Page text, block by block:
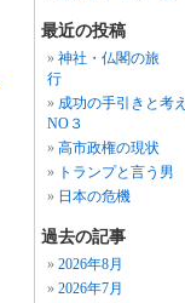
最近の投稿
神社・仏閣の旅
成功の手引きと考
NO３
高市政権の現状
トランプと言う男
日本の危機
過去の記事
2026年8月
2026年7月